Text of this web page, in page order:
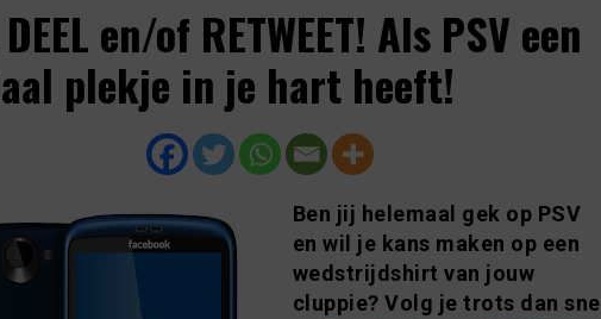
en/of RETWEET! Als PSV een
plekje in je hart heeft!
Ben jij helemaal gek op PSV
en wil je kans maken op een
wedstrijdshirt van jouw
cluppie? Volg je trots dan snel